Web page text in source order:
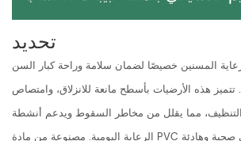
تحديد
المسنين خصيصًا لضمان سلامة وراحة كبار السن
تتميز هذه الأرضيات بأسطح مانعة للانزلاق، وامتصاص
مما يقلل من مخاطر السقوط ويدعم أنشطة
الرعاية اليومية. مصنوعة من مادة PVC أو الفينيل المتينة، فهي صحية وهادئة